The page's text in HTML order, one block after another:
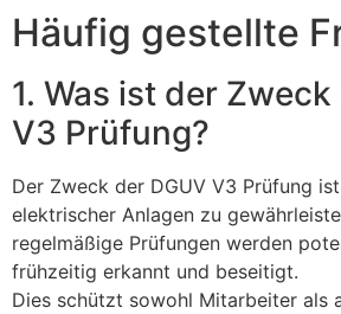
Häufig gestellte
1. Was ist der
V3 Prüfung?
Der Zweck der DGUV V3 Prüfung
elektrischer Anlagen zu
regelmäßige Prüfungen werden
frühzeitig erkannt und beseitigt.
Dies schützt sowohl Mitarbeiter als